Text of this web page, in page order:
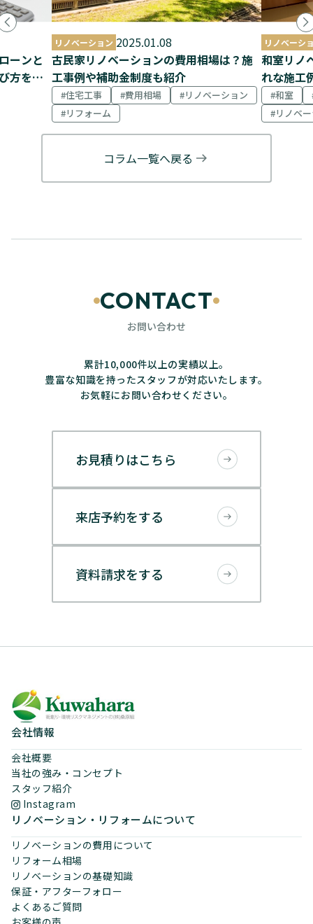
ーンと
方を解
リノベーション 2025.01.08
古民家リノベーションの費用相場は？施
工事例や補助金制度も紹介
住宅工事 費用相場
リノベーション
リフォーム
リノベーシ
和室リノ
れな施工
和室
リノベ
コラム一覧へ戻る
CONTACT
お問い合わせ
累計10,000件以上の実績以上。
豊富な知識を持ったスタッフが対応いたします。
お気軽にお問い合わせください。
お見積りはこちら
来店予約をする
資料請求をする
会社情報
会社概要
当社の強み・コンセプト
スタッフ紹介
Instagram
リノベーション・リフォームについて
リノベーションの費用について
リフォーム相場
リノベーションの基礎知識
保証・アフターフォロー
よくあるご質問